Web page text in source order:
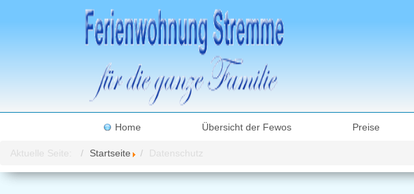
Home Übersicht der Fewos Preise
Aktuelle Seite: Startseite Datenschutz